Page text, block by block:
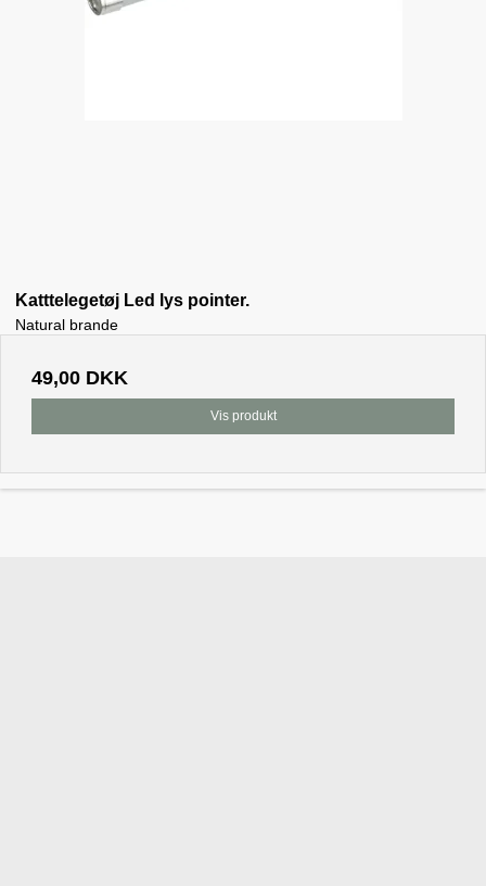
Katttelegetøj Led lys pointer.
Natural brande
49,00 DKK
Vis produkt